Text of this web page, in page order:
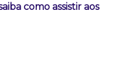
como assistir aos